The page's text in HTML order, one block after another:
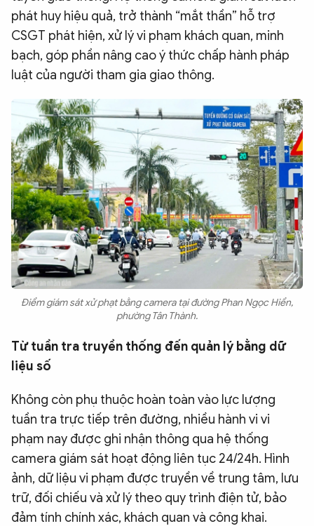
BẠN ĐỌC & CAND
eMagazine
Podcast
Video Ảnh
Infographic
Chuyên trangAn ninh thế giớiVăn nghệ Công an
Chuyên đề
phát huy hiệu quả, trở thành “mắt thần” hỗ trợ
CSGT phát hiện, xử lý vi phạm khách quan, minh
bạch, góp phần nâng cao ý thức chấp hành pháp
luật của người tham gia giao thông.
Điểm giám sát xử phạt bằng camera tại đường Phan Ngọc Hiển,
phường Tân Thành.
Từ tuần tra truyền thống đến quản lý bằng dữ
liệu số
Không còn phụ thuộc hoàn toàn vào lực lượng
tuần tra trực tiếp trên đường, nhiều hành vi vi
phạm nay được ghi nhận thông qua hệ thống
camera giám sát hoạt động liên tục 24/24h. Hình
ảnh, dữ liệu vi phạm được truyền về trung tâm, lưu
trữ, đối chiếu và xử lý theo quy trình điện tử, bảo
đảm tính chính xác, khách quan và công khai.